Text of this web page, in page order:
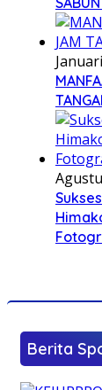
Berita